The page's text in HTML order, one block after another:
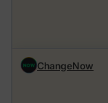
ChangeNow